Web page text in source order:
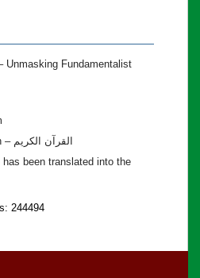
Unmasking Fundamentalist
The Noble Qur'an – القرآن الكريم
has been translated into the
244494